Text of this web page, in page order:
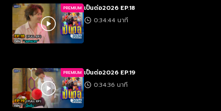
PREMIUM เป็นต่อ2026 EP.18
0:34:44 นาที
PREMIUM เป็นต่อ2026 EP.19
0:34:36 นาที